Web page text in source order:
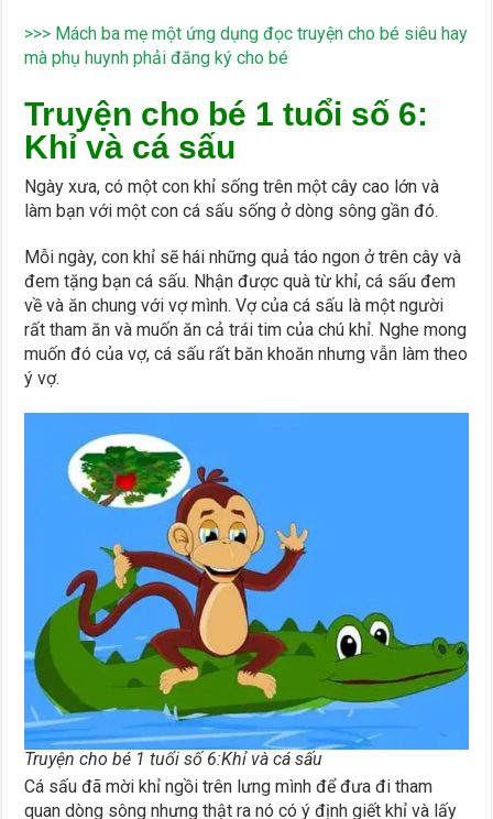
>>> Mách ba mẹ một ứng dụng đọc truyện cho bé siêu hay
mà phụ huynh phải đăng ký cho bé
Truyện cho bé 1 tuổi số 6:
Khỉ và cá sấu
Ngày xưa, có một con khỉ sống trên một cây cao lớn và
làm bạn với một con cá sấu sống ở dòng sông gần đó.
Mỗi ngày, con khỉ sẽ hái những quả táo ngon ở trên cây và
đem tặng bạn cá sấu. Nhận được quà từ khỉ, cá sấu đem
về và ăn chung với vợ mình. Vợ của cá sấu là một người
rất tham ăn và muốn ăn cả trái tim của chú khỉ. Nghe mong
muốn đó của vợ, cá sấu rất băn khoăn nhưng vẫn làm theo
ý vợ.
Truyện cho bé 1 tuổi số 6:Khỉ và cá sấu
Cá sấu đã mời khỉ ngồi trên lưng mình để đưa đi tham
quan dòng sông nhưng thật ra nó có ý định giết khỉ và lấy